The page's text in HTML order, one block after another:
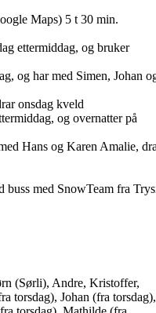
Maps) 5 t 30 min.
ettermiddag, og bruker
og har med Simen, Johan
onsdag kveld
og overnatter på
Hans og Karen Amalie,
buss med SnowTeam fra
(Sørli), Andre, Kristoffer,
torsdag), Johan (fra torsdag),